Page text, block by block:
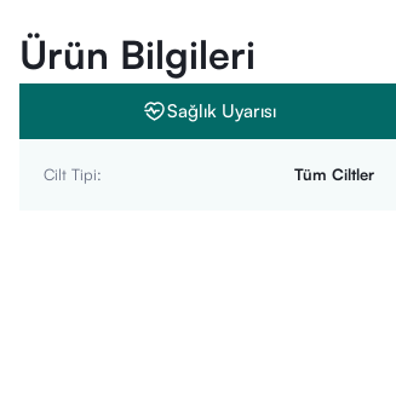
Ürün Bilgileri
Sağlık Uyarısı
Cilt Tipi: Tüm Ciltler